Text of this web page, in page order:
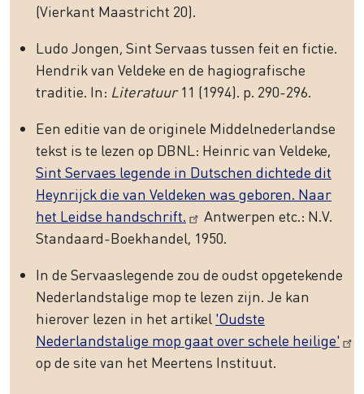
(Vierkant Maastricht 20).
Ludo Jongen, Sint Servaas tussen feit en fictie.
Hendrik van Veldeke en de hagiografische
traditie. In: Literatuur11 (1994). p. 290-296.
Een editie van de originele Middelnederlandse
tekst is te lezen op DBNL: Heinric van Veldeke,
Sint Servaes legende in Dutschen dichtede dit
Heynrijck die van Veldeken was geboren. Naar
het Leidse handschrift.
Antwerpen etc.: N.V.
Standaard-Boekhandel, 1950.
In de Servaaslegende zou de oudst opgetekende
Nederlandstalige mop te lezen zijn. Je kan
hierover lezen in het artikel 'Oudste
Nederlandstalige mop gaat over schele heilige'
op de site van het Meertens Instituut.